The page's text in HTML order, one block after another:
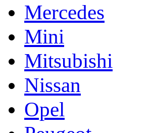
Mercedes
Mini
Mitsubishi
Nissan
Opel